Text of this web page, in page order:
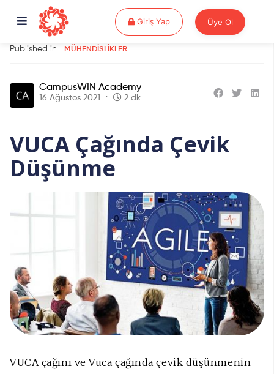
Giriş YapGiriş Yap Üye Ol
Published in MÜHENDISLIKLER
CampusWIN Academy
16 Ağustos 2021 2 dk
VUCA Çağında Çevik
Düşünme
VUCA çağını ve Vuca çağında çevik düşünmenin